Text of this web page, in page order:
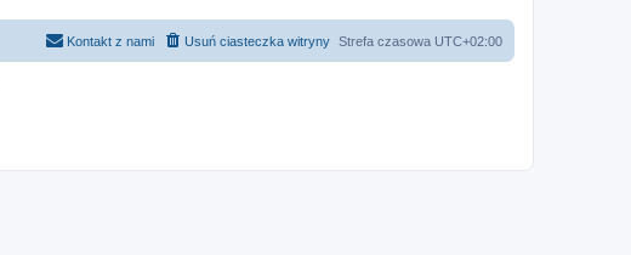
Strefa czasowa UTC+02:00
Usuń ciasteczka witryny
Kontakt z nami